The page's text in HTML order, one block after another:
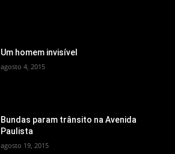
Um homem invisível
agosto 4, 2015
Bundas param trânsito na Avenida
Paulista
agosto 19, 2015